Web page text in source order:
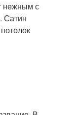
нежным с
Сатин